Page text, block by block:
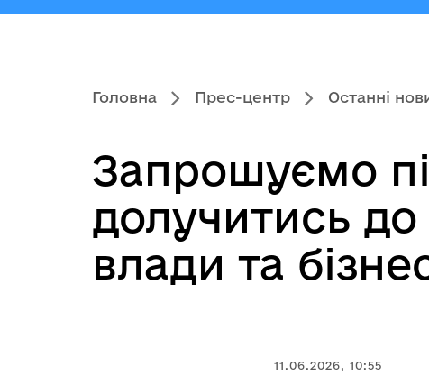
Головна Прес-центр Останні
Запрошуємо
долучитись до
влади та
11.06.2026, 10:55